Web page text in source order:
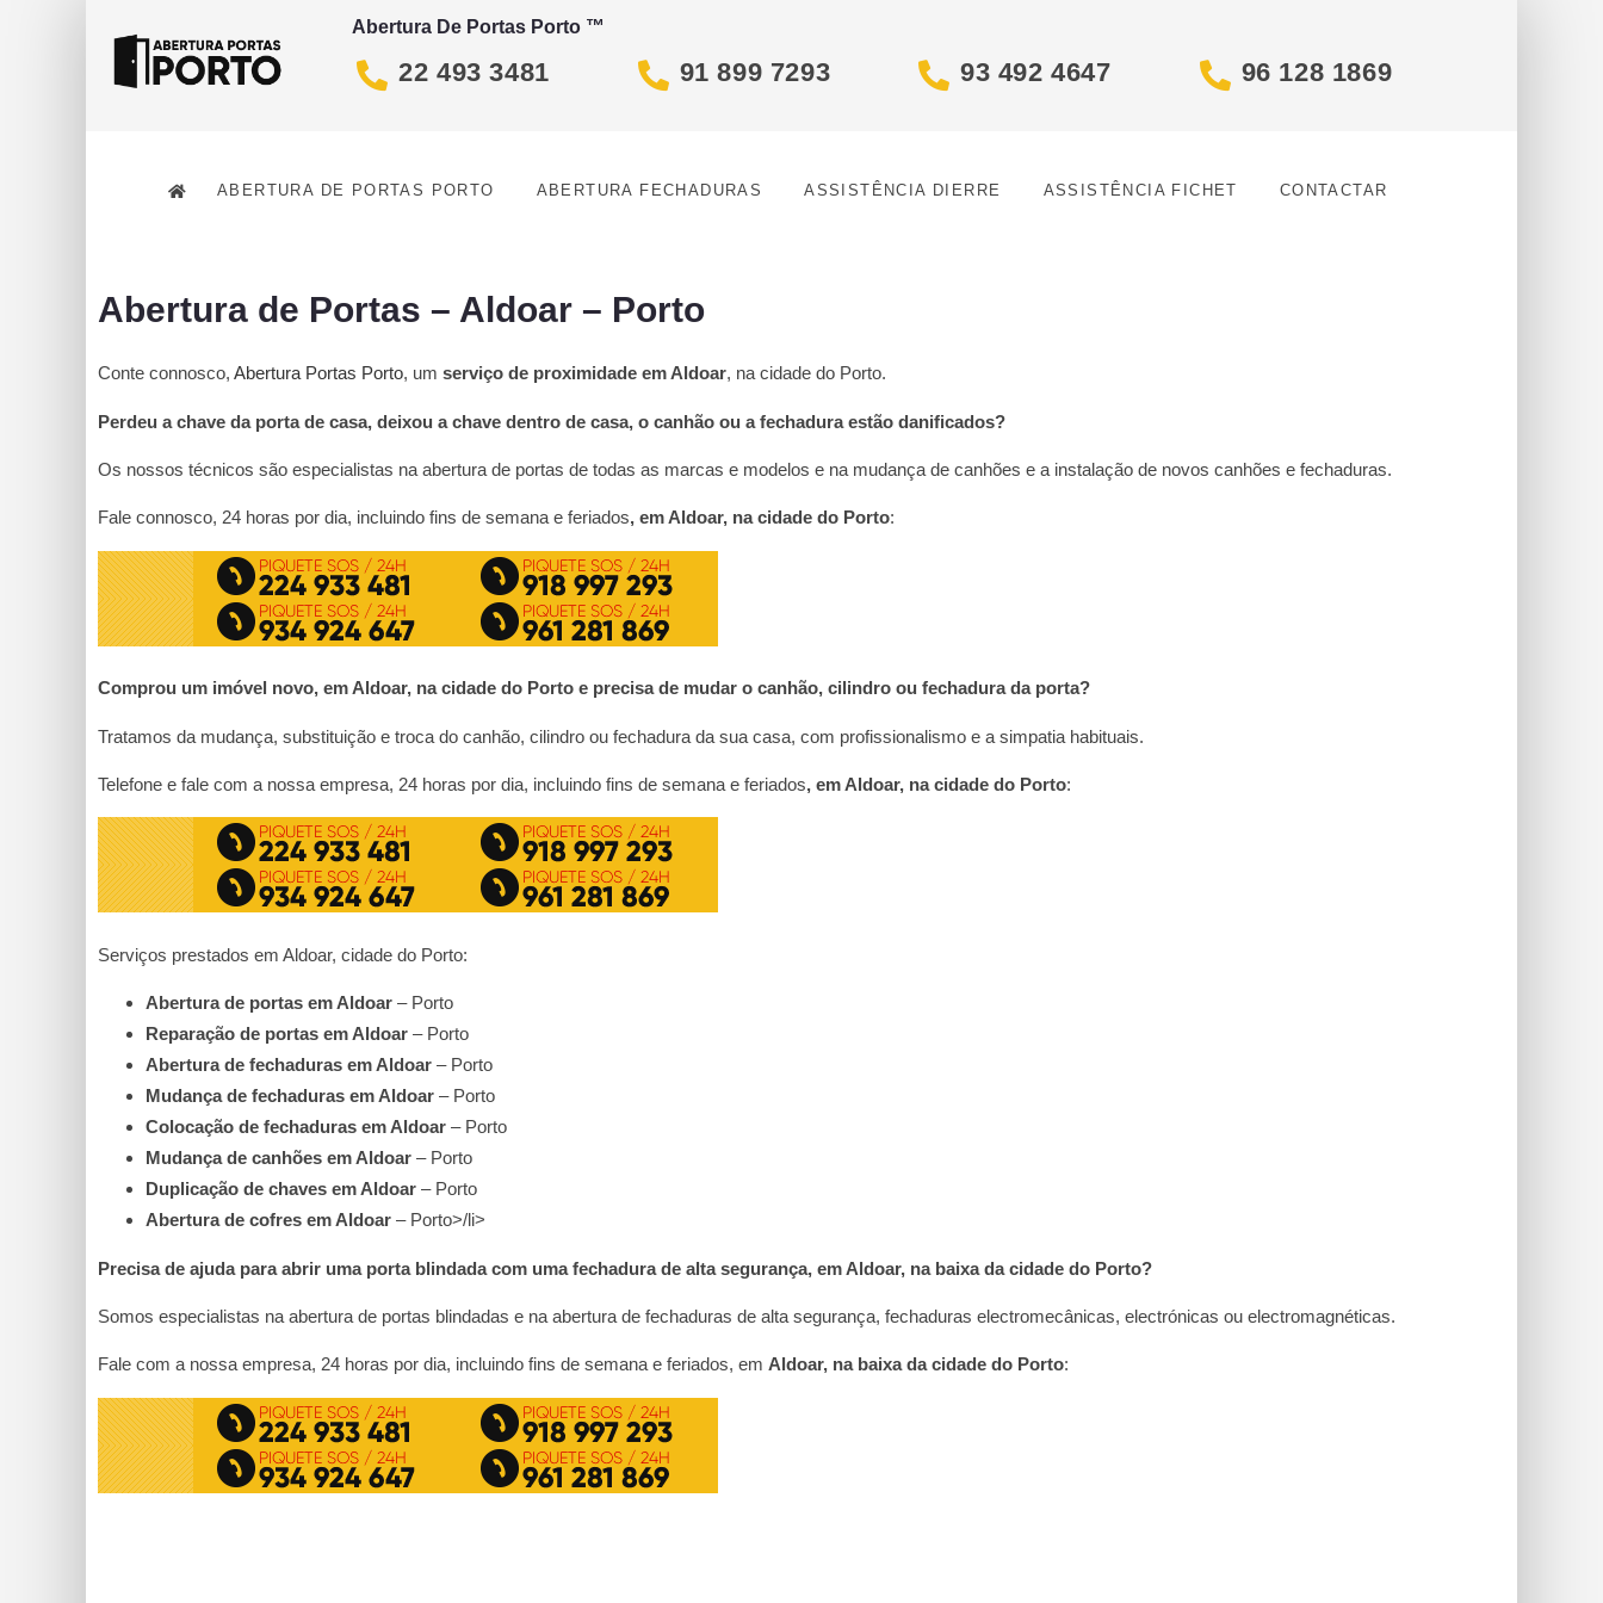
Abertura De Portas Porto ™
22 493 3481 91 899 7293 93 492 4647 96 128 1869
ABERTURA DE PORTAS PORTO ABERTURA FECHADURAS ASSISTÊNCIA DIERRE ASSISTÊNCIA FICHET CONTACTAR
Abertura de Portas – Aldoar – Porto
Conte connosco, Abertura Portas Porto, um serviço de proximidade em Aldoar, na cidade do Porto.
Perdeu a chave da porta de casa, deixou a chave dentro de casa, o canhão ou a fechadura estão danificados?
Os nossos técnicos são especialistas na abertura de portas de todas as marcas e modelos e na mudança de canhões e a instalação de novos canhões e fechaduras.
Fale connosco, 24 horas por dia, incluindo fins de semana e feriados, em Aldoar, na cidade do Porto:
Comprou um imóvel novo, em Aldoar, na cidade do Porto e precisa de mudar o canhão, cilindro ou fechadura da porta?
Tratamos da mudança, substituição e troca do canhão, cilindro ou fechadura da sua casa, com profissionalismo e a simpatia habituais.
Telefone e fale com a nossa empresa, 24 horas por dia, incluindo fins de semana e feriados, em Aldoar, na cidade do Porto:
Serviços prestados em Aldoar, cidade do Porto:
Abertura de portas em Aldoar – Porto
Reparação de portas em Aldoar – Porto
Abertura de fechaduras em Aldoar – Porto
Mudança de fechaduras em Aldoar – Porto
Colocação de fechaduras em Aldoar – Porto
Mudança de canhões em Aldoar – Porto
Duplicação de chaves em Aldoar – Porto
Abertura de cofres em Aldoar – Porto>/li>
Precisa de ajuda para abrir uma porta blindada com uma fechadura de alta segurança, em Aldoar, na baixa da cidade do Porto?
Somos especialistas na abertura de portas blindadas e na abertura de fechaduras de alta segurança, fechaduras electromecânicas, electrónicas ou electromagnéticas.
Fale com a nossa empresa, 24 horas por dia, incluindo fins de semana e feriados, em Aldoar, na baixa da cidade do Porto: